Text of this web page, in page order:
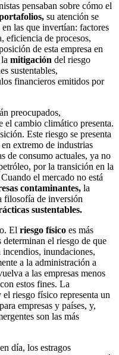
pensaban sobre cómo el
su atención se
en las que invertían: factores
eficiencia de procesos,
de esta empresa en
mitigación del riesgo
sustentables,
financieros emitidos por
preocupados,
el cambio climático presenta.
Este riesgo se presenta
extremo de industrias
de consumo actuales, ya no
por la transición en la
el mercado no está
contaminantes, la
filosofía de inversión
sustentables.
El riesgo físico es más
el riesgo de que
incendios, inundaciones,
a la administración a
a las empresas menos
estos fines. La
riesgo físico representa un
empresas y países, y,
son las más
día, los estragos